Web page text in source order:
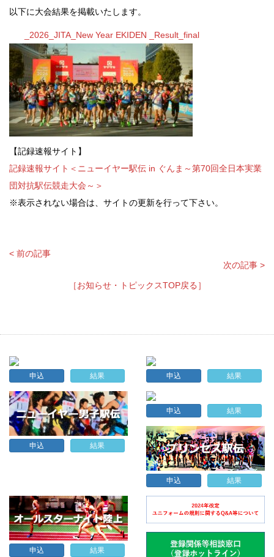
以下に大会結果を掲載いたします。
_2026_JITA_New Year EKIDEN _Result_final
【記録速報サイト】
記録速報サイト＜ニューイヤー駅伝 in ぐんま～第70回全日本実業
団対抗駅伝競走大会～＞
※表示されない場合は、サイトの更新を行って下さい。
< 前の記事
次の記事 >
［お知らせ・トピックスTOP戻る］
申込 結果 申込 結果
申込 結果
申込 結果
申込 結果
申込 結果